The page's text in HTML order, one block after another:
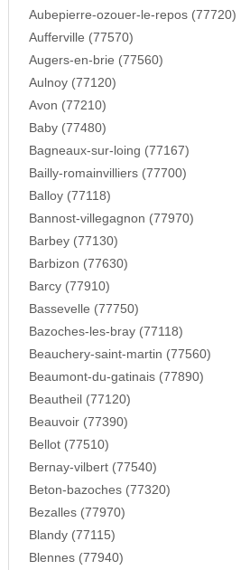
Aubepierre-ozouer-le-repos (77720)
Aufferville (77570)
Augers-en-brie (77560)
Aulnoy (77120)
Avon (77210)
Baby (77480)
Bagneaux-sur-loing (77167)
Bailly-romainvilliers (77700)
Balloy (77118)
Bannost-villegagnon (77970)
Barbey (77130)
Barbizon (77630)
Barcy (77910)
Bassevelle (77750)
Bazoches-les-bray (77118)
Beauchery-saint-martin (77560)
Beaumont-du-gatinais (77890)
Beautheil (77120)
Beauvoir (77390)
Bellot (77510)
Bernay-vilbert (77540)
Beton-bazoches (77320)
Bezalles (77970)
Blandy (77115)
Blennes (77940)